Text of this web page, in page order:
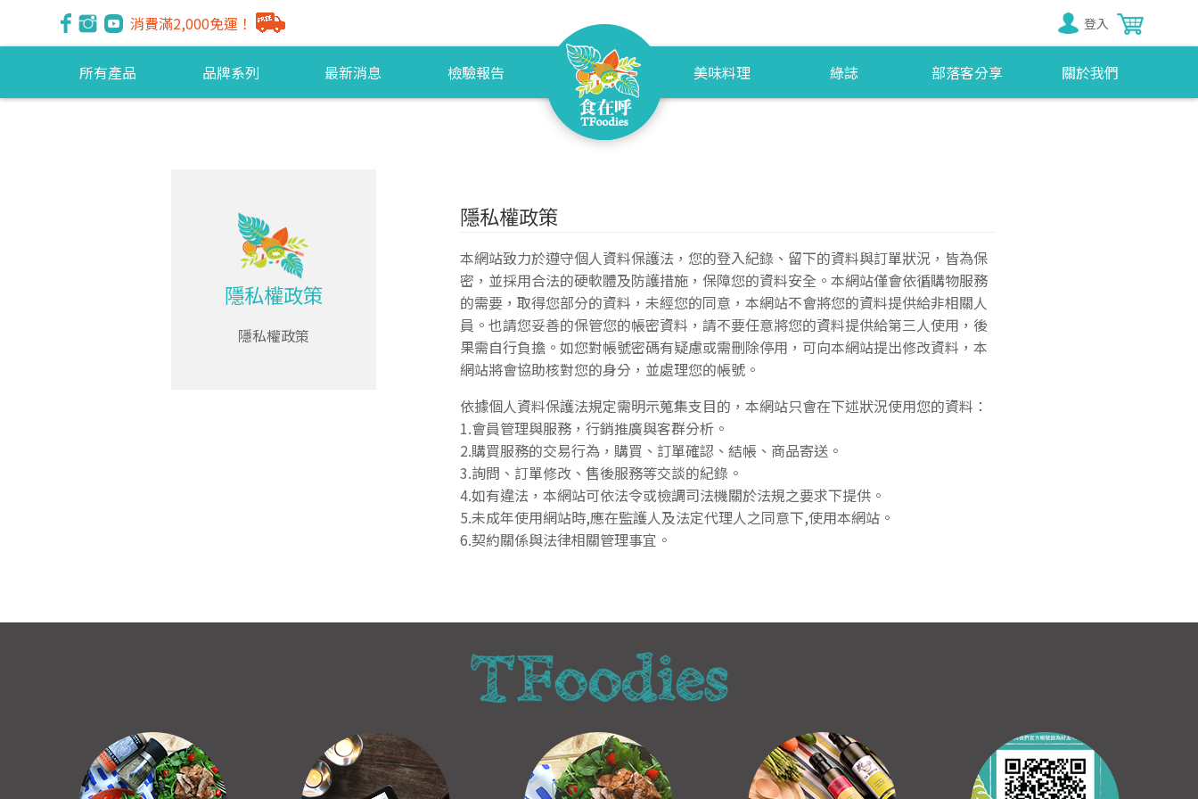
消費滿2,000免運！ 登入
所有產品 品牌系列 最新消息 檢驗報告 美味料理 綠誌 部落客分享 關於我們
隱私權政策
隱私權政策
隱私權政策
本網站致力於遵守個人資料保護法，您的登入紀錄、留下的資料與訂單狀況，皆為保
密，並採用合法的硬軟體及防護措施，保障您的資料安全。本網站僅會依循購物服務
的需要，取得您部分的資料，未經您的同意，本網站不會將您的資料提供給非相關人
員。也請您妥善的保管您的帳密資料，請不要任意將您的資料提供給第三人使用，後
果需自行負擔。如您對帳號密碼有疑慮或需刪除停用，可向本網站提出修改資料，本
網站將會協助核對您的身分，並處理您的帳號。
依據個人資料保護法規定需明示蒐集支目的，本網站只會在下述狀況使用您的資料：
1.會員管理與服務，行銷推廣與客群分析。
2.購買服務的交易行為，購買、訂單確認、結帳、商品寄送。
3.詢問、訂單修改、售後服務等交談的紀錄。
4.如有違法，本網站可依法令或檢調司法機關於法規之要求下提供。
5.未成年使用網站時,應在監護人及法定代理人之同意下,使用本網站。
6.契約關係與法律相關管理事宜。